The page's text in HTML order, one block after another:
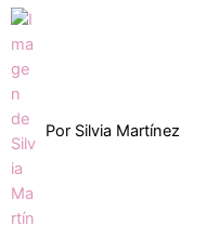
Por Silvia Martínez